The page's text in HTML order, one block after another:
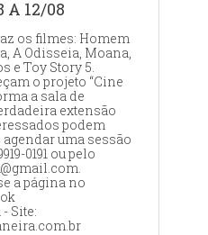
A 12/08
os filmes: Homem
A Odisseia, Moana,
e Toy Story 5.
o projeto “Cine
a sala de
extensão
podem
uma sessão
0191 ou pelo
a página no
Site: